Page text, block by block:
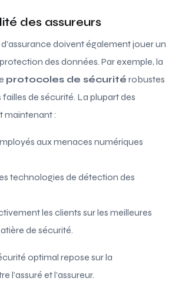
des assureurs
doivent également jouer un
des données. Par exemple, la
protocoles de sécurité robustes
de sécurité. La plupart des
maintenant :
aux menaces numériques
technologies de détection des
les clients sur les meilleures
de sécurité.
optimal repose sur la
l’assuré et l’assureur.